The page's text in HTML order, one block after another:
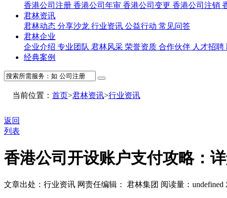
香港公司注册 香港公司年审 香港公司变更 香港公司注销
君林资讯
君林动态 分享沙龙 行业资讯 公益行动 常见问答
君林企业
企业介绍 专业团队 君林风采 荣誉资质 合作伙伴 人才招聘
经典案例
当前位置： 首页>君林资讯>行业资讯
返回
列表
香港公司开设账户支付攻略：
文章出处：行业资讯 网责任编辑： 君林集团 阅读量： undefined